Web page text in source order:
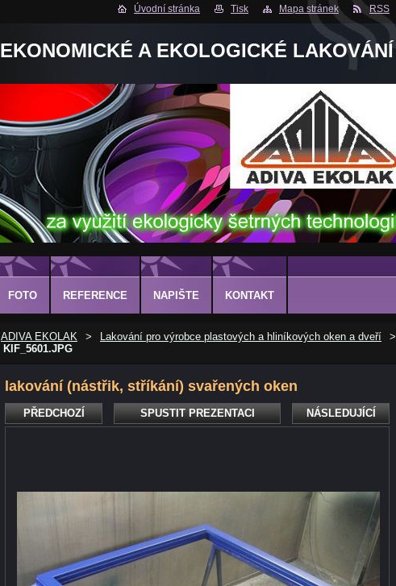
Úvodní stránka Tisk Mapa stránek RSS
EKONOMICKÉ A EKOLOGICKÉ LAKOVÁNÍ
ADIVA EKOLAK > Lakování pro výrobce plastových a hliníkových oken a dveří
>
KIF_5601.JPG
lakování (nástřik, stříkání) svařených oken
PŘEDCHOZÍ SPUSTIT PREZENTACI NÁSLEDUJÍCÍ
FOTO REFERENCE NAPIŠTE KONTAKT